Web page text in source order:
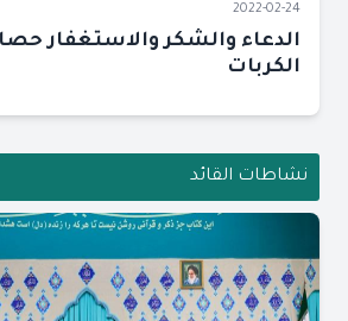
2022-02-24
الدعاء والشكر والاستغفار
الكربات
نشاطات القائد